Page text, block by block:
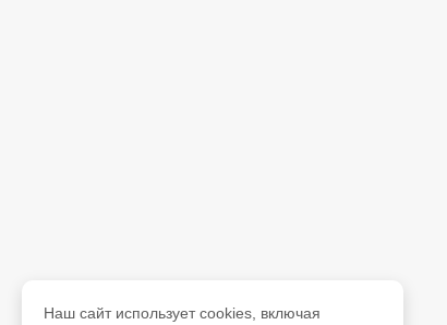
Наш сайт использует cookies, включая